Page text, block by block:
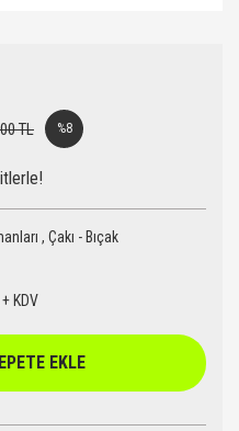
TL %8
,Çakı - Bıçak
9.441,67 TL + KDV
EKLE